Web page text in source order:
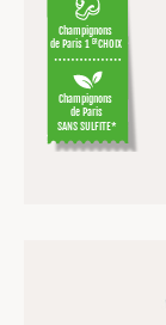
Champignons
de Paris 1 ERCHOIX
Champignons
de Paris
SANS SULFITE*